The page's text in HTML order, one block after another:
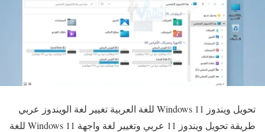
تحويل ويندوز Windows 11 للغة العربية تغيير لغة الويندوز عربي
طريقة تحويل ويندوز 11 عربي وتغيير لغة واجهة Windows 11 للغة